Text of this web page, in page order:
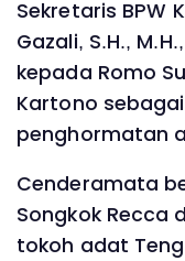
Sekretaris BPW
Gazali, S.H.,
kepada Romo
Kartono
penghormatan
Cenderamata
Songkok Recca
tokoh adat